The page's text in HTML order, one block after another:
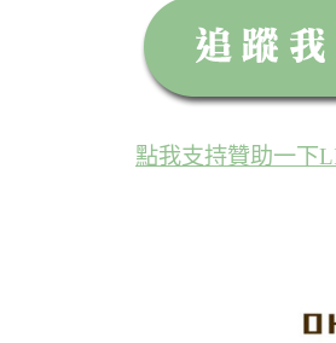
點我支持贊助一下